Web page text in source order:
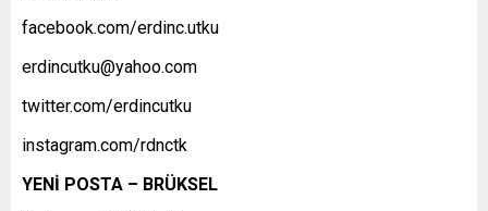
facebook.com/erdinc.utku
erdincutku@yahoo.com
twitter.com/erdincutku
instagram.com/rdnctk
YENİ POSTA – BRÜKSEL